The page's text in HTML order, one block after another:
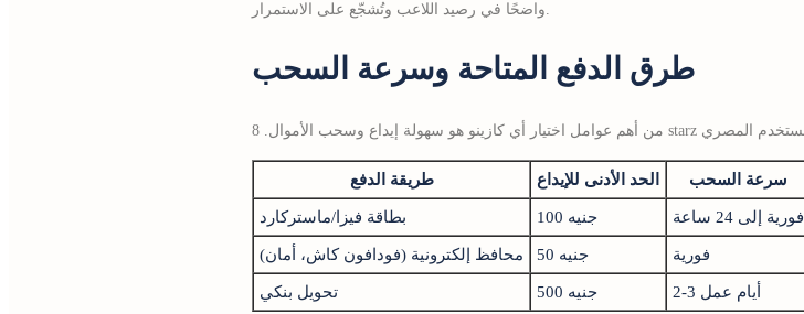
واضحًا في رصيد اللاعب وتُشجّع على الاستمرار.
طرق الدفع المتاحة وسرعة السحب
طريقة الدفع الحد الأدنى للإيداع سرعة السحب
بطاقة فيزا/ماستركارد 100 جنيه فورية إلى 24 ساعة
محافظ إلكترونية (فودافون كاش، أمان) 50 جنيه فورية
تحويل بنكي 500 جنيه 2‑3 أيام عمل